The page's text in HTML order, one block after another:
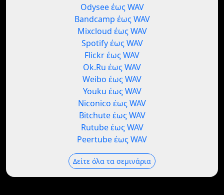
Odysee έως WAV
Bandcamp έως WAV
Mixcloud έως WAV
Spotify έως WAV
Flickr έως WAV
Ok.Ru έως WAV
Weibo έως WAV
Youku έως WAV
Niconico έως WAV
Bitchute έως WAV
Rutube έως WAV
Peertube έως WAV
Δείτε όλα τα σεμινάρια